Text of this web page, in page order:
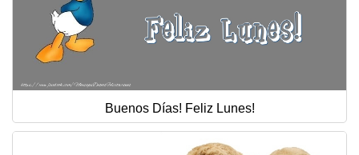
Buenos Días! Feliz Lunes!